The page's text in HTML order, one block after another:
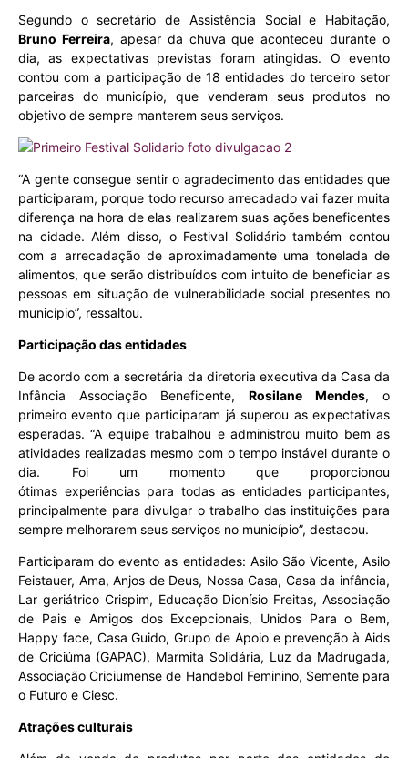
Segundo o secretário de Assistência Social e Habitação,
Bruno Ferreira, apesar da chuva que aconteceu durante o
dia, as expectativas previstas foram atingidas. O evento
contou com a participação de 18 entidades do terceiro setor
parceiras do município, que venderam seus produtos no
objetivo de sempre manterem seus serviços.
“A gente consegue sentir o agradecimento das entidades que
participaram, porque todo recurso arrecadado vai fazer muita
diferença na hora de elas realizarem suas ações beneficentes
na cidade. Além disso, o Festival Solidário também contou
com a arrecadação de aproximadamente uma tonelada de
alimentos, que serão distribuídos com intuito de beneficiar as
pessoas em situação de vulnerabilidade social presentes no
município”, ressaltou.
Participação das entidades
De acordo com a secretária da diretoria executiva da Casa da
Infância Associação Beneficente, Rosilane Mendes, o
primeiro evento que participaram já superou as expectativas
esperadas. “A equipe trabalhou e administrou muito bem as
atividades realizadas mesmo com o tempo instável durante o
dia. Foi um momento que proporcionou
ótimas experiências para todas as entidades participantes,
principalmente para divulgar o trabalho das instituições para
sempre melhorarem seus serviços no município”, destacou.
Participaram do evento as entidades: Asilo São Vicente, Asilo
Feistauer, Ama, Anjos de Deus, Nossa Casa, Casa da infância,
Lar geriátrico Crispim, Educação Dionísio Freitas, Associação
de Pais e Amigos dos Excepcionais, Unidos Para o Bem,
Happy face, Casa Guido, Grupo de Apoio e prevenção à Aids
de Criciúma (GAPAC), Marmita Solidária, Luz da Madrugada,
Associação Criciumense de Handebol Feminino, Semente para
o Futuro e Ciesc.
Atrações culturais